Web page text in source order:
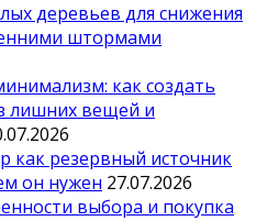
деревьев для снижения
штормами
как создать
лишних вещей и
как резервный источник
он нужен 27.07.2026
выбора и покупка